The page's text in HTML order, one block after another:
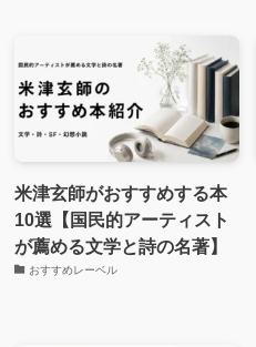
米津玄師がおすすめする本
10選【国民的アーティスト
が薦める文学と詩の名著】
おすすめレーベル